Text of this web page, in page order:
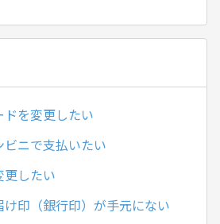
を変更したい
ニで支払いたい
更したい
印（銀行印）が手元にない